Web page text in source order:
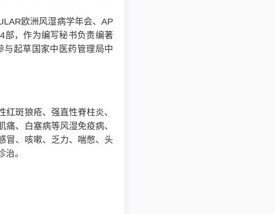
欧洲风湿病学年会、AP
部，作为编写秘书负责编著
与起草国家中医药管理局中
斑狼疮、强直性脊柱炎、
、白塞病等风湿免疫病、
冒、咳嗽、乏力、喘憋、头
。